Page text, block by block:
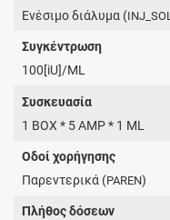
Eνέσιμο διάλυμα (INJ_SOL
Συγκέντρωση
100[iU]/ML
Συσκευασία
1 BOX * 5 AMP * 1 ML
Οδοί χορήγησης
Παρεντερικά (PAREN)
Πλήθος δόσεων